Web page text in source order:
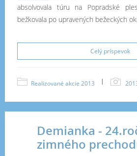
absolvovala túru na Popradské
bežkovala po upravených bežeckých
Celý príspevok
Realizované akcie 2013 |
Demianka -
zimného